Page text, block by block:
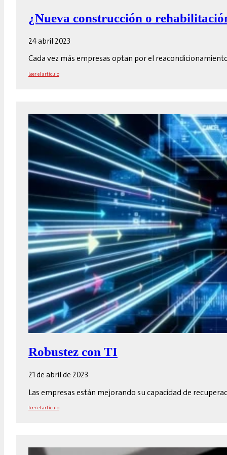
¿Nueva construcción o
24 abril 2023
Cada vez más empresas optan por el
Leer el artículo
Robustez con TI
21 de abril de 2023
Las empresas están mejorando su capacidad de
Leer el artículo